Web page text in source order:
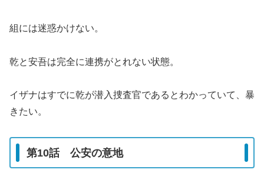
組には迷惑かけない。
乾と安吾は完全に連携がとれない状態。
イザナはすでに乾が潜入捜査官であるとわかっていて、暴
きたい。
第10話 公安の意地